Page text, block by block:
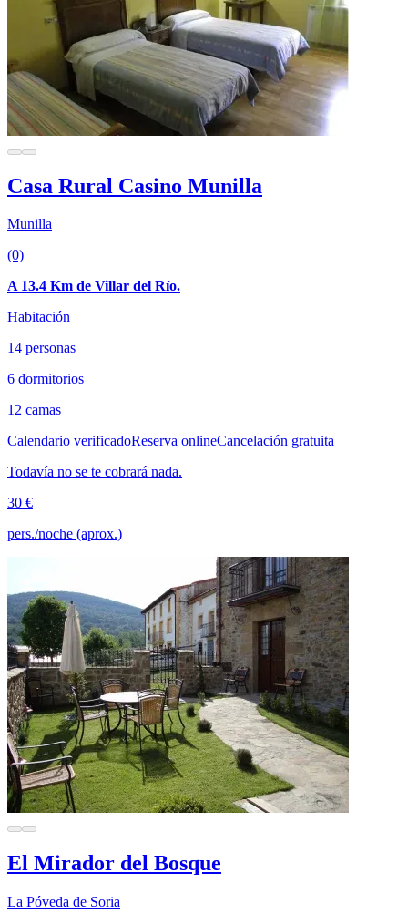
Casa Rural Casino Munilla
Munilla
(0)
A 13.4 Km de Villar del Río.
Habitación
14 personas
6 dormitorios
12 camas
Calendario verificadoReserva onlineCancelación gratuita
Todavía no se te cobrará nada.
30 €
pers./noche (aprox.)
El Mirador del Bosque
La Póveda de Soria